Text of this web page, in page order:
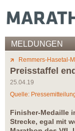
MELDUNGEN
Remmers-Hasetal-
Preisstaffel
25.04.19
Quelle:
Finisher-Medaille
Strecke, egal mit